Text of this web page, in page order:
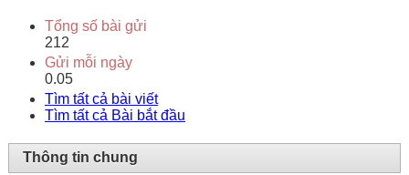
Tổng số bài gửi
212
Gửi mỗi ngày
0.05
Tìm tất cả bài viết
Tìm tất cả Bài bắt đầu
Thông tin chung